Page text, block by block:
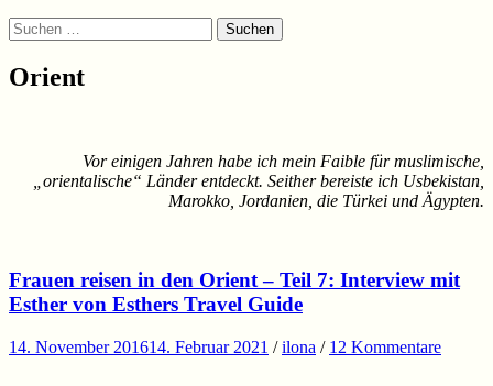
Suchen
Suchen
nach:
Orient
Vor einigen Jahren habe ich mein Faible für muslimische,
„orientalische“ Länder entdeckt. Seither bereiste ich Usbekistan,
Marokko, Jordanien, die Türkei und Ägypten.
Frauen reisen in den Orient – Teil 7: Interview mit
Esther von Esthers Travel Guide
14. November 201614. Februar 2021 /ilona / 12 Kommentare